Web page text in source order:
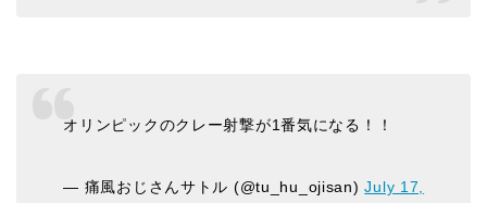
オリンピックのクレー射撃が1番気になる！！
— 痛風おじさんサトル (@tu_hu_ojisan)July 17,